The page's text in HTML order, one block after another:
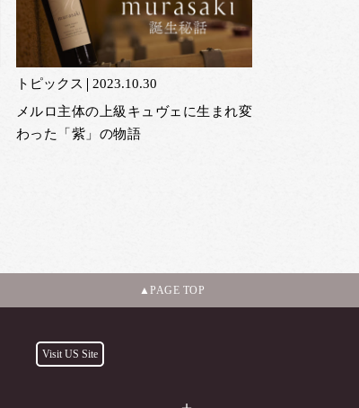
トピックス
2023.10.30
メルロ主体の上級キュヴェに生まれ変
わった「紫」の物語
PAGE TOP
Visit US Site